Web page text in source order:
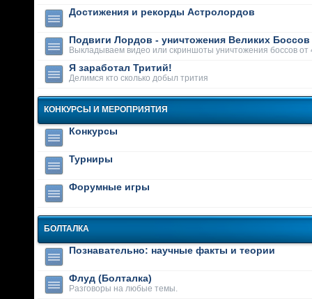
Достижения и рекорды Астролордов
Подвиги Лордов - уничтожения Великих Боссов
Выкладываем видео или скриншоты уничтожения боссов от
Я заработал Тритий!
Делимся кто сколько добыл трития
КОНКУРСЫ И МЕРОПРИЯТИЯ
Конкурсы
Турниры
Форумные игры
БОЛТАЛКА
Познавательно: научные факты и теории
Флуд (Болталка)
Разговоры на любые темы.